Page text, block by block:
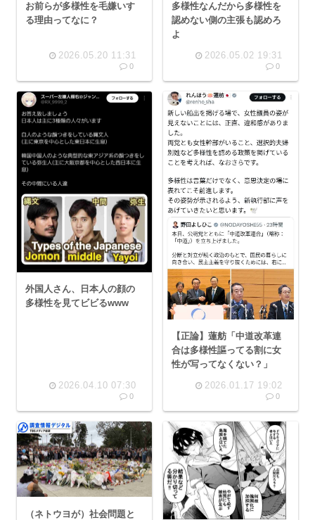
お前らが多様性を毛嫌いす
る理由ってなに？
2026.05.20 11:31
0
多様性なんだから多様性を
認めない側の主張も認めろ
よ
2026.05.02 19:31
0
外国人さん、日本人の顔の
多様性を見てビビるwww
2026.04.10 07:30
0
【正論】蓮舫「中道改革連
合は多様性謳ってる割に女
性が写ってなくない？」
2026.01.17 19:02
0
（ネトウヨが）社会問題と